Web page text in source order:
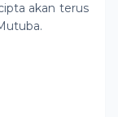
akan terus